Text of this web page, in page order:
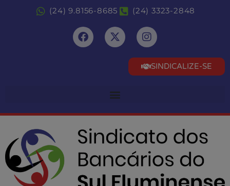
(24) 9.8156-8685 (24) 3323-2848
SINDICALIZE-SE